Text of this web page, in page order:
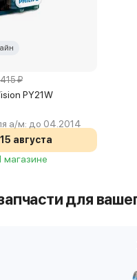
₽
PY21W
а/м: до 04.2014
15 августа
магазине
для